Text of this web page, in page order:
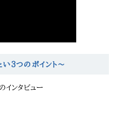
3つのポイント〜
インタビュー